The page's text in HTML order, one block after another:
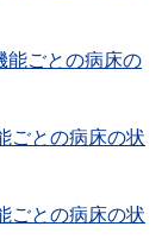
能ごとの病床の
ごとの病床の状
ごとの病床の状